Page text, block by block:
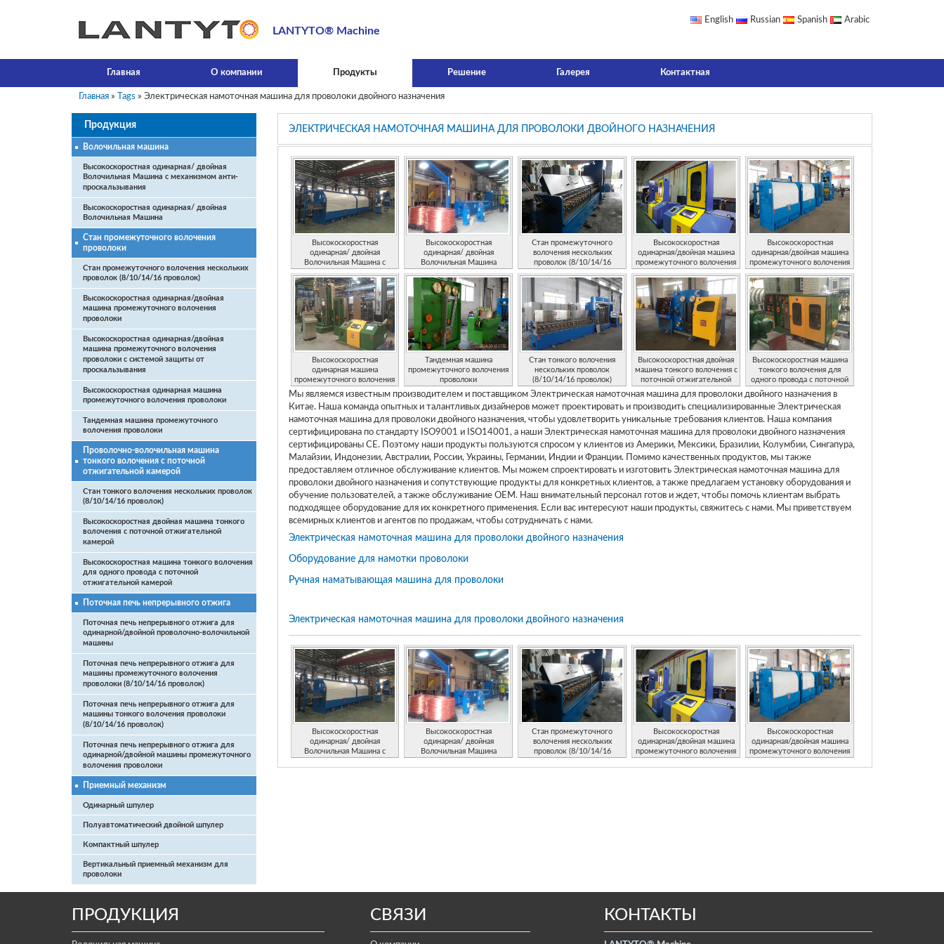
English Russian Spanish Arabic
LANTYTO® Machine
Главная О компании Продукты Решение Галерея Контактная
Главная » Tags » Электрическая намоточная машина для проволоки двойного назначения
Продукция
Волочильная машина
Высокоскоростная одинарная/ двойная
Волочильная Машина с механизмом анти-
проскальзывания
Высокоскоростная одинарная/ двойная
Волочильная Машина
Стан промежуточного волочения
проволоки
Стан промежуточного волочения нескольких
проволок (8/10/14/16 проволок)
Высокоскоростная одинарная/двойная
машина промежуточного волочения
проволоки
Высокоскоростная одинарная/двойная
машина промежуточного волочения
проволоки с системой защиты от
проскальзывания
Высокоскоростная одинарная машина
промежуточного волочения проволоки
Тандемная машина промежуточного
волочения проволоки
Проволочно-волочильная машина
тонкого волочения с поточной
отжигательной камерой
Стан тонкого волочения нескольких проволок
(8/10/14/16 проволок)
Высокоскоростная двойная машина тонкого
волочения с поточной отжигательной
камерой
Высокоскоростная машина тонкого волочения
для одного провода с поточной
отжигательной камерой
Поточная печь непрерывного отжига
Поточная печь непрерывного отжига для
одинарной/двойной проволочно-волочильной
машины
Поточная печь непрерывного отжига для
машины промежуточного волочения
проволоки (8/10/14/16 проволок)
Поточная печь непрерывного отжига для
машины тонкого волочения проволоки
(8/10/14/16 проволок)
Поточная печь непрерывного отжига для
одинарной/двойной машины промежуточного
волочения проволоки
Приемный механизм
Одинарный шпулер
Полуавтоматический двойной шпулер
Компактный шпулер
Вертикальный приемный механизм для
проволоки
ЭЛЕКТРИЧЕСКАЯ НАМОТОЧНАЯ МАШИНА ДЛЯ ПРОВОЛОКИ ДВОЙНОГО НАЗНАЧЕНИЯ
Высокоскоростная
одинарная/ двойная
Волочильная Машина с
механизмом анти-
проскальзывания
Высокоскоростная
одинарная/ двойная
Волочильная Машина
Стан промежуточного
волочения нескольких
проволок (8/10/14/16
проволок)
Высокоскоростная
одинарная/двойная машина
промежуточного волочения
проволоки
Высокоскоростная
одинарная/двойная машина
промежуточного волочения
проволоки с системой
защиты от проскальзывания
Высокоскоростная
одинарная машина
промежуточного волочения
Тандемная машина
промежуточного волочения
проволоки
Стан тонкого волочения
нескольких проволок
(8/10/14/16 проволок)
Высокоскоростная двойная
машина тонкого волочения с
поточной отжигательной
Высокоскоростная машина
тонкого волочения для
одного провода с поточной
отжигательной камерой
Мы являемся известным производителем и поставщиком Электрическая намоточная машина для проволоки двойного назначения в
Китае. Наша команда опытных и талантливых дизайнеров может проектировать и производить специализированные Электрическая
намоточная машина для проволоки двойного назначения, чтобы удовлетворить уникальные требования клиентов. Наша компания
сертифицирована по стандарту ISO9001 и ISO14001, а наши Электрическая намоточная машина для проволоки двойного назначения
сертифицированы CE. Поэтому наши продукты пользуются спросом у клиентов из Америки, Мексики, Бразилии, Колумбии, Сингапура,
Малайзии, Индонезии, Австралии, России, Украины, Германии, Индии и Франции. Помимо качественных продуктов, мы также
предоставляем отличное обслуживание клиентов. Мы можем спроектировать и изготовить Электрическая намоточная машина для
проволоки двойного назначения и сопутствующие продукты для конкретных клиентов, а также предлагаем установку оборудования и
обучение пользователей, а также обслуживание OEM. Наш внимательный персонал готов и ждет, чтобы помочь клиентам выбрать
подходящее оборудование для их конкретного применения. Если вас интересуют наши продукты, свяжитесь с нами. Мы приветствуем
всемирных клиентов и агентов по продажам, чтобы сотрудничать с нами.
Электрическая намоточная машина для проволоки двойного назначения
Оборудование для намотки проволоки
Ручная наматывающая машина для проволоки
Электрическая намоточная машина для проволоки двойного назначения
Высокоскоростная
одинарная/ двойная
Волочильная Машина с
Высокоскоростная
одинарная/ двойная
Волочильная Машина
Стан промежуточного
волочения нескольких
проволок (8/10/14/16
Высокоскоростная
одинарная/двойная машина
промежуточного волочения
Высокоскоростная
одинарная/двойная машина
промежуточного волочения
ПРОДУКЦИЯ СВЯЗИ КОНТАКТЫ